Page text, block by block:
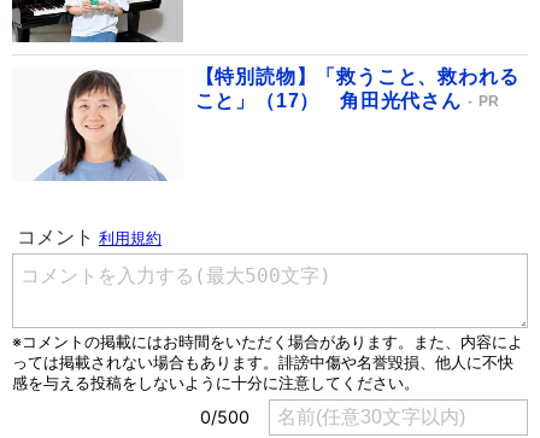
【特別読物】「救うこと、救われる
こと」（17） 角田光代さん
PR